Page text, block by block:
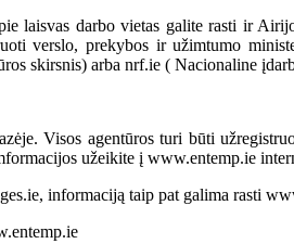
darbo vietas galite rasti ir
verslo, prekybos ir užimtumo
skirsnis) arba nrf.ie ( Nacionaline
Visos agentūros turi būti
užeikite į www.entemp.ie
informaciją taip pat galima rasti